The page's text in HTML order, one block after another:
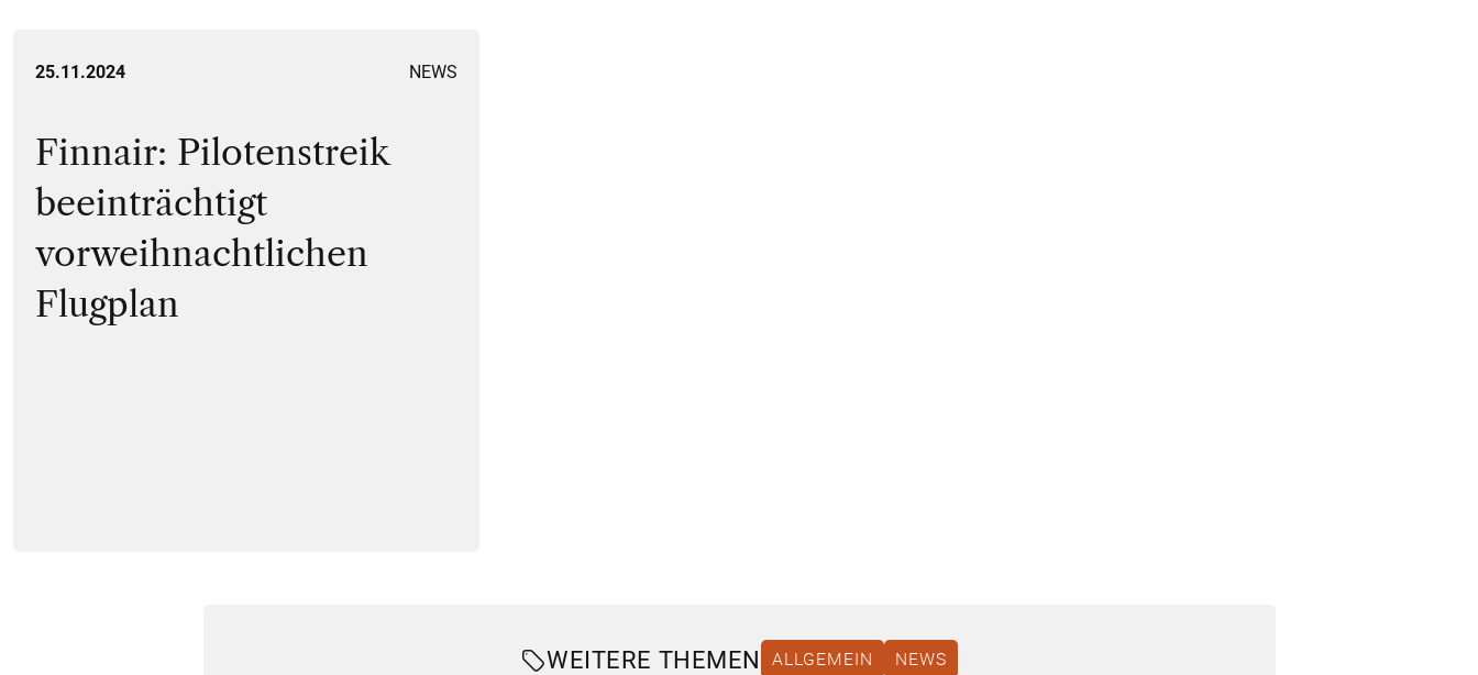
25.11.2024 NEWS
Finnair: Pilotenstreik
beeinträchtigt
vorweihnachtlichen
Flugplan
WEITERE THEMEN ALLGEMEIN NEWS